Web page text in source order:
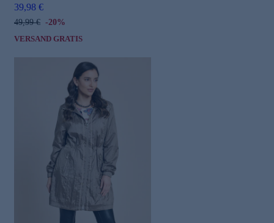
39,98 €
49,99 € -20%
VERSAND GRATIS